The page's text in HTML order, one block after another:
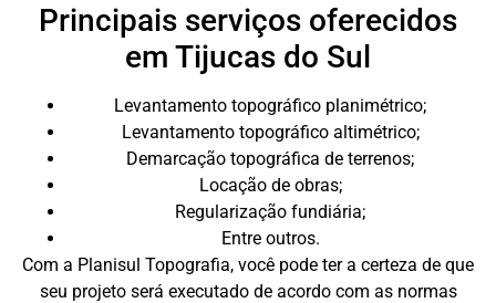
Principais serviços oferecidos
em Tijucas do Sul
Levantamento topográfico planimétrico;
Levantamento topográfico altimétrico;
Demarcação topográfica de terrenos;
Locação de obras;
Regularização fundiária;
Entre outros.
Com a Planisul Topografia, você pode ter a certeza de que
seu projeto será executado de acordo com as normas